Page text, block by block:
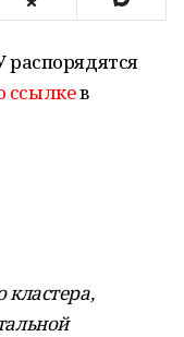
ссылкев
кластера,